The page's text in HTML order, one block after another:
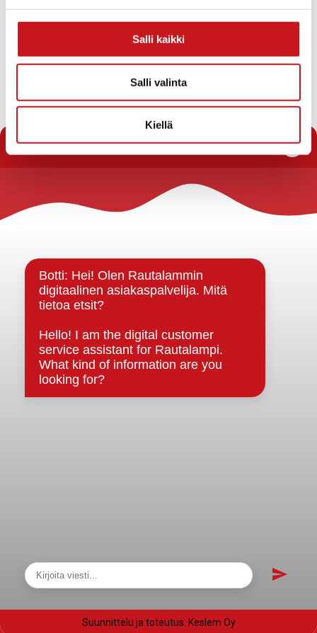
Salli kaikki
Salli valinta
Kiellä
Työmaa-alue on ulkopuolisilta kielletty. Koululaisia olisi
ja kannustaa erityisesti pimeässä käyttämään
heijastimia ja valoja. (editoitu 31.10)
Rautalammin kunta
Strategiat, ohjelmat, ohjeet, suunnitelmat, säännöt ja
sopimukset
Asiakirjajulkisuuskuvaus
Evästeet
Saavutettavuusseloste
Tietosuoja
Tietosuojaselosteet